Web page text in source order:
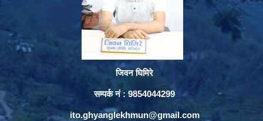
जिवन घिमिरे
सम्पर्क नं : 9854044299
ito.ghyanglekhmun@gmail.com